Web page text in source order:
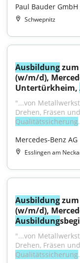
Paul Bauder GmbH
Schwepnitz
Ausbildung
(w/m/d),
Untertürkheim,
"...von
Qualitätssicherung
Mercedes-Benz AG
Esslingen am
Ausbildung
Ausbildung
"...von
Qualitätssicherung